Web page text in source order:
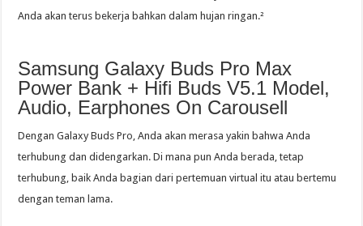
Anda akan terus bekerja bahkan dalam hujan ringan.²
Samsung Galaxy Buds Pro Max
Power Bank + Hifi Buds V5.1 Model,
Audio, Earphones On Carousell
Dengan Galaxy Buds Pro, Anda akan merasa yakin bahwa Anda
terhubung dan didengarkan. Di mana pun Anda berada, tetap
terhubung, baik Anda bagian dari pertemuan virtual itu atau bertemu
dengan teman lama.